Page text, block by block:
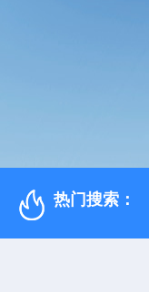
热门搜索：